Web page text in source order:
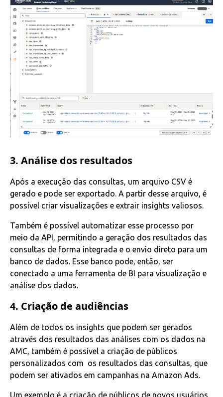
3. Análise dos resultados
Após a execução das consultas, um arquivo CSV é
gerado e pode ser exportado. A partir desse arquivo, é
possível criar visualizações e extrair insights valiosos.
Também é possível automatizar esse processo por
meio da API, permitindo a geração dos resultados das
consultas de forma integrada e o envio direto para um
banco de dados. Esse banco pode, então, ser
conectado a uma ferramenta de BI para visualização e
análise dos dados.
4. Criação de audiências
Além de todos os insights que podem ser gerados
através dos resultados das análises com os dados na
AMC, também é possível a criação de públicos
personalizados com os resultados das consultas, que
podem ser ativados em campanhas na Amazon Ads.
Um exemplo é a criação de públicos de novos usuários